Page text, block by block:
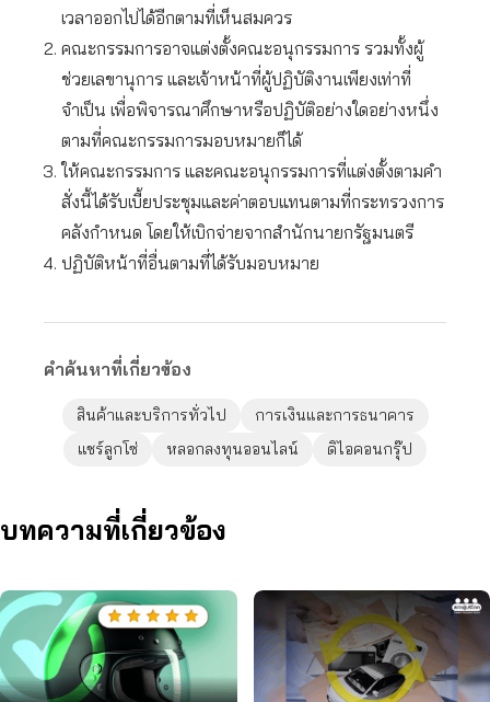
เวลาออกไปได้อีกตามที่เห็นสมควร
คณะกรรมการอาจแต่งตั้งคณะอนุกรรมการ รวมทั้งผู้
ช่วยเลขานุการ และเจ้าหน้าที่ผู้ปฏิบัติงานเพียงเท่าที่
จำเป็น เพื่อพิจารณาศึกษาหรือปฏิบัติอย่างใดอย่างหนึ่ง
ตามที่คณะกรรมการมอบหมายก็ได้
ให้คณะกรรมการ และคณะอนุกรรมการที่แต่งตั้งตามคำ
สั่งนี้ได้รับเบี้ยประชุมและค่าตอบแทนตามที่กระทรวงการ
คลังกำหนด โดยให้เบิกจ่ายจากสำนักนายกรัฐมนตรี
ปฏิบัติหน้าที่อื่นตามที่ได้รับมอบหมาย
คำค้นหาที่เกี่ยวข้อง
สินค้าและบริการทั่วไป
การเงินและการธนาคาร
แชร์ลูกโซ่
หลอกลงทุนออนไลน์ ดิไอคอนกรุ๊ป
บทความที่เกี่ยวข้อง